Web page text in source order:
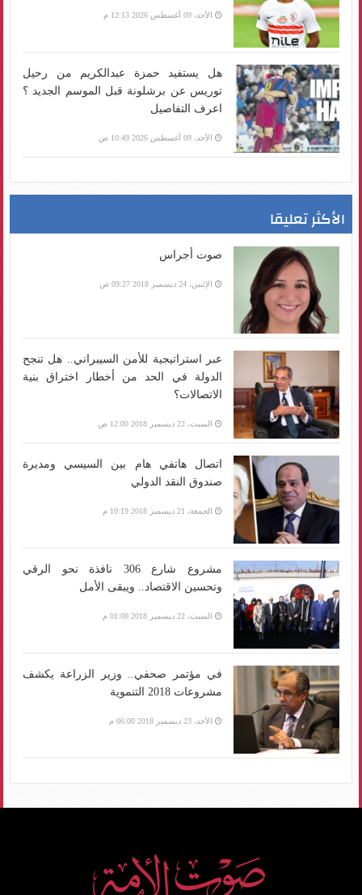
الأحد، 09 أغسطس 2026 12:13 م
هل يستفيد حمزة عبدالكريم من رحيل
توريس عن برشلونة قبل الموسم الجديد ؟
اعرف التفاصيل
الأحد، 09 أغسطس 2026 10:49 ص
الأكثر تعليقا
صوت أجراس
الإثنين، 24 ديسمبر 2018 09:27 ص
عبر استراتيجية للأمن السيبراني.. هل تنجح
الدولة في الحد من أخطار اختراق بنية
الاتصالات؟
السبت، 22 ديسمبر 2018 12:00 ص
اتصال هاتفي هام بين السيسي ومديرة
صندوق النقد الدولي
الجمعة، 21 ديسمبر 2018 10:19 م
مشروع شارع 306 نافذة نحو الرقي
وتحسين الاقتصاد.. ويبقى الأمل
السبت، 22 ديسمبر 2018 01:00 م
في مؤتمر صحفي.. وزير الزراعة يكشف
مشروعات 2018 التنموية
الأحد، 23 ديسمبر 2018 06:00 م